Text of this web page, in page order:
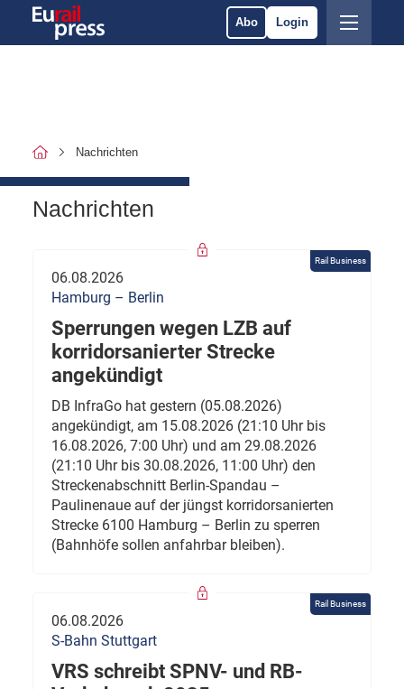
Abo Login
Nachrichten
Nachrichten
Rail Business
06.08.2026
Hamburg – Berlin
Sperrungen wegen LZB auf
korridorsanierter Strecke
angekündigt
DB InfraGo hat gestern (05.08.2026)
angekündigt, am 15.08.2026 (21:10 Uhr bis
16.08.2026, 7:00 Uhr) und am 29.08.2026
(21:10 Uhr bis 30.08.2026, 11:00 Uhr) den
Streckenabschnitt Berlin-Spandau –
Paulinenaue auf der jüngst korridorsanierten
Strecke 6100 Hamburg – Berlin zu sperren
(Bahnhöfe sollen anfahrbar bleiben).
Rail Business
06.08.2026
S-Bahn Stuttgart
VRS schreibt SPNV- und RB-